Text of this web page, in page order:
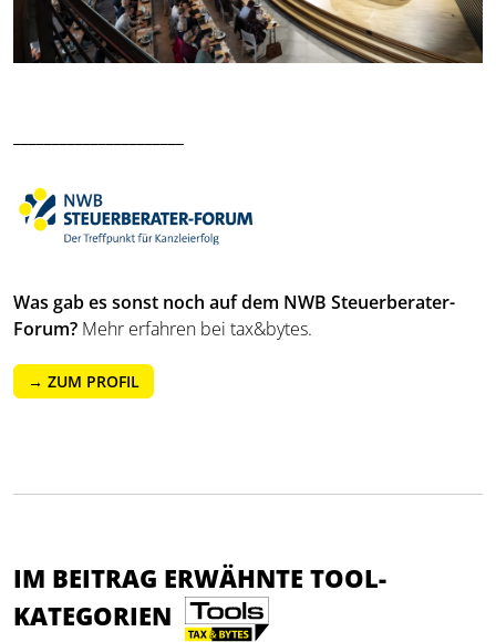
Was gab es sonst noch auf dem NWB Steuerberater-
Forum? Mehr erfahren bei tax&bytes.
→ ZUM PROFIL
IM BEITRAG ERWÄHNTE TOOL-
KATEGORIEN